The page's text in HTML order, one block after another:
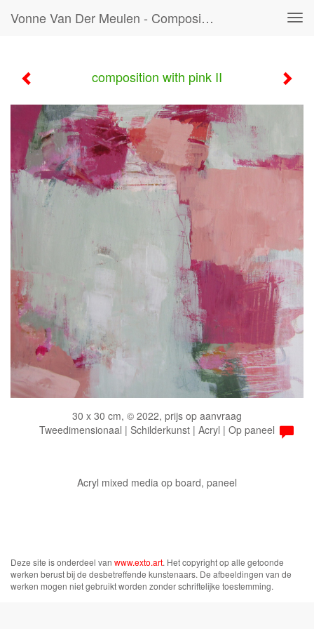
Vonne Van Der Meulen - Composition With Pink II
composition with pink II
30 x 30 cm, © 2022, prijs op aanvraag
Tweedimensionaal | Schilderkunst | Acryl | Op paneel
Acryl mixed media op board, paneel
Deze site is onderdeel van www.exto.art. Het copyright op alle getoonde
werken berust bij de desbetreffende kunstenaars. De afbeeldingen van de
werken mogen niet gebruikt worden zonder schriftelijke toestemming.